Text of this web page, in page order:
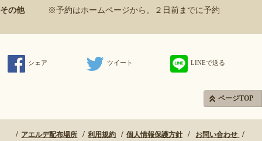
その他
※予約はホームページから。２日前までに予約
シェア ツイート LINEで送る
ページTOP
アエルデ配布場所 利用規約 個人情報保護方針
お問い合わせ